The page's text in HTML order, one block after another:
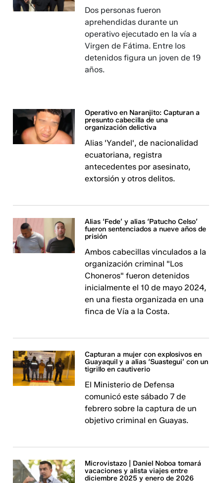
Dos personas fueron
aprehendidas durante un
operativo ejecutado en la vía a
Virgen de Fátima. Entre los
detenidos figura un joven de 19
años.
Operativo en Naranjito: Capturan a
presunto cabecilla de una
organización delictiva
Alias 'Yandel', de nacionalidad
ecuatoriana, registra
antecedentes por asesinato,
extorsión y otros delitos.
Alias ‘Fede’ y alias ‘Patucho Celso’
fueron sentenciados a nueve años de
prisión
Ambos cabecillas vinculados a la
organización criminal "Los
Choneros" fueron detenidos
inicialmente el 10 de mayo 2024,
en una fiesta organizada en una
finca de Vía a la Costa.
Capturan a mujer con explosivos en
Guayaquil y a alias ‘Suastegui’ con un
tigrillo en cautiverio
El Ministerio de Defensa
comunicó este sábado 7 de
febrero sobre la captura de un
objetivo criminal en Guayas.
Microvistazo | Daniel Noboa tomará
vacaciones y alista viajes entre
diciembre 2025 y enero de 2026